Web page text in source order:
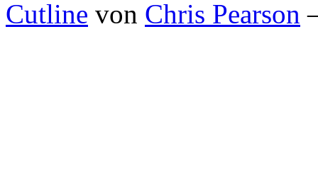
Cutline von Chris Pearson